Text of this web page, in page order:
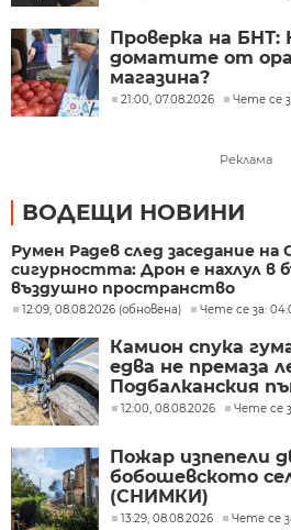
Проверка на БНТ:
доматите от
магазина?
21:00, 07.08.2026 Чете се
Реклама
ВОДЕЩИ НОВИНИ
Румен Радев след заседание на
сигурността: Дрон е нахлул в
въздушно пространство
12:09, 08.08.2026 (обновена) Чете се за:
Камион спука
едва не премаза
Подбалканския
12:00, 08.08.2026 Чете се
Пожар изпепели
бобошевското
(СНИМКИ)
13:29, 08.08.2026 Чете се